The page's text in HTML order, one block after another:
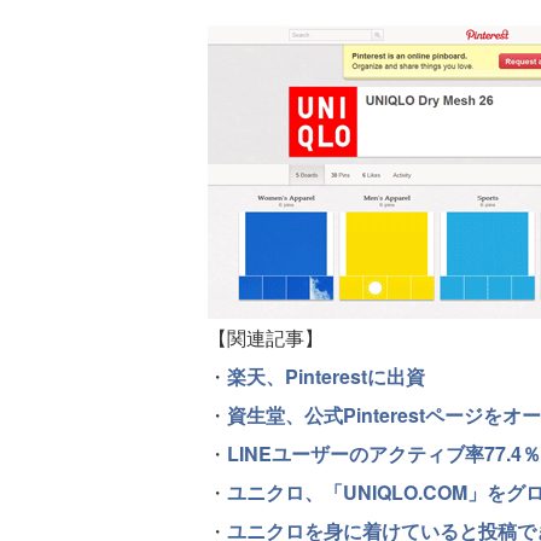
【関連記事】
・ 楽天、Pinterestに出資
・ 資生堂、公式Pinterestページをオ
・ LINEユーザーのアクティブ率
・ ユニクロ、「UNIQLO.COM」をグ
・ ユニクロを身に着けていると投稿